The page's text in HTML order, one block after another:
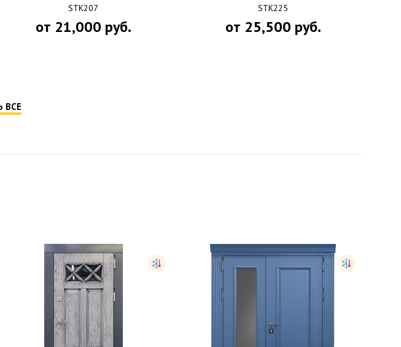
STK207
от 21,000 руб.
STK225
от 25,500 руб.
ВСЕ